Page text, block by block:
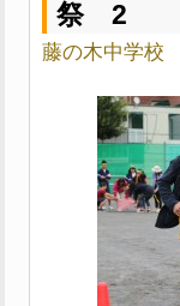
祭 2
藤の木中学校